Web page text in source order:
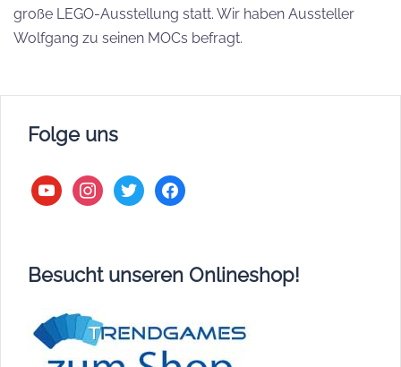
große LEGO-Ausstellung statt. Wir haben Aussteller
Wolfgang zu seinen MOCs befragt.
Folge uns
youtubeinstagram
twitter facebook
Besucht unseren Onlineshop!